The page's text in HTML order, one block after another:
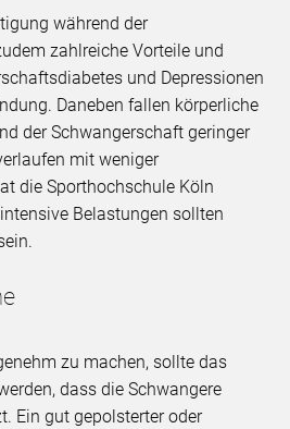
während der
zahlreiche Vorteile und
und Depressionen
Daneben fallen körperliche
der Schwangerschaft geringer
mit weniger
die Sporthochschule Köln
Belastungen sollten
zu machen, sollte das
dass die Schwangere
Ein gut gepolsterter oder